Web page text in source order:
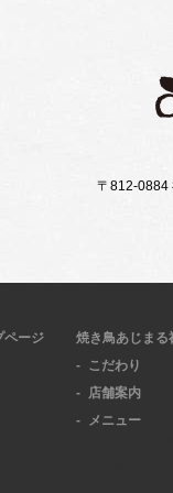
ページ
焼き鳥あじまる
こだわり
店舗案内
メニュー
〒812-0884